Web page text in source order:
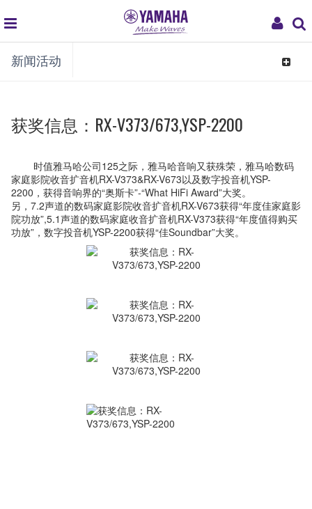
My
global
navigation
新闻活动
Toggle
获奖信息：RX-V373/673,YSP-2200
时值雅马哈公司125之际，雅马哈音响又获殊荣，雅马哈数码
家庭影院收音扩音机RX-V373&RX-V673以及数字投音机YSP-
2200，获得音响界的“奥斯卡”-“What HiFi Award”大奖。
另，7.2声道的数码家庭影院收音扩音机RX-V673获得“年度佳家庭影
院功放”,5.1声道的数码家庭收音扩音机RX-V373获得“年度值得购买
功放”，数字投音机YSP-2200获得“佳Soundbar”大奖。